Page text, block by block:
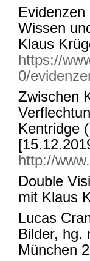
Wissen
Klaus
https://
0/
Zwischen
Kentridge
http://
Double
mit Klaus
Lucas
Bilder, hg.
München